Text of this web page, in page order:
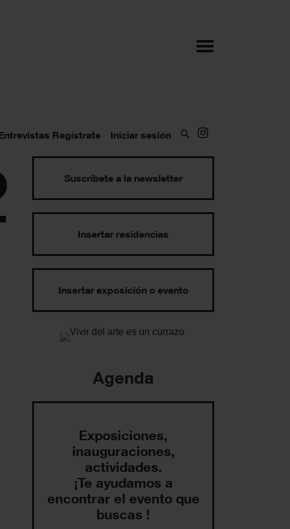
Regístrate Iniciar sesión
Suscríbete a la newsletter
Insertar residencias
Insertar exposición o evento
Agenda
Exposiciones,
inauguraciones,
actividades.
¡Te ayudamos a
encontrar el evento que
buscas !